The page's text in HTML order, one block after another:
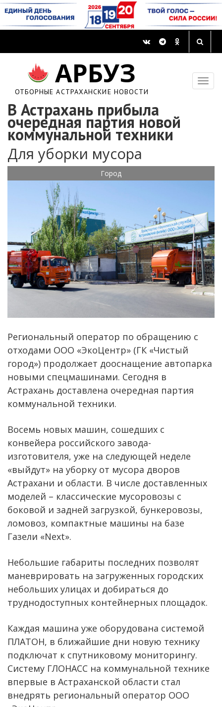
АРБУЗ
ОТБОРНЫЕ АСТРАХАНСКИЕ НОВОСТИ
В Астрахань прибыла
очередная партия новой
коммунальной техники
Для уборки мусора
Город
Региональный оператор по обращению с
отходами ООО «ЭкоЦентр» (ГК «Чистый
город») продолжает дооснащение автопарка
новыми спецмашинами. Сегодня в
Астрахань доставлена очередная партия
коммунальной техники.
Восемь новых машин, сошедших с
конвейера российского завода-
изготовителя, уже на следующей неделе
«выйдут» на уборку от мусора дворов
Астрахани и области. В числе доставленных
моделей – классические мусоровозы с
боковой и задней загрузкой, бункеровозы,
ломовоз, компактные машины на базе
Газели «Next».
Небольшие габариты последних позволят
маневрировать на загруженных городских
небольших улицах и добираться до
труднодоступных контейнерных площадок.
Каждая машина уже оборудована системой
ПЛАТОН, в ближайшие дни новую технику
подключат к спутниковому мониторингу.
Систему ГЛОНАСС на коммунальной технике
впервые в Астраханской области стал
внедрять региональный оператор ООО